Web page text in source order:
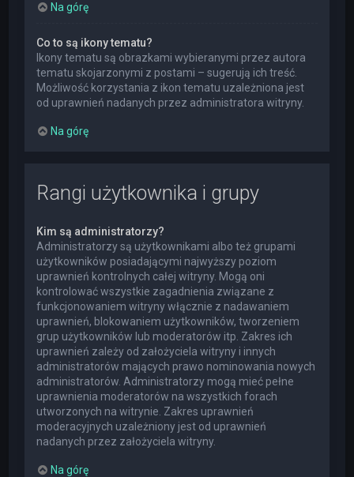
Na górę
Co to są ikony tematu?
Ikony tematu są obrazkami wybieranymi przez autora
tematu skojarzonymi z postami – sugerują ich treść.
Możliwość korzystania z ikon tematu uzależniona jest
od uprawnień nadanych przez administratora witryny.
Na górę
Rangi użytkownika i grupy
Kim są administratorzy?
Administratorzy są użytkownikami albo też grupami
użytkowników posiadającymi najwyższy poziom
uprawnień kontrolnych całej witryny. Mogą oni
kontrolować wszystkie zagadnienia związane z
funkcjonowaniem witryny włącznie z nadawaniem
uprawnień, blokowaniem użytkowników, tworzeniem
grup użytkowników lub moderatorów itp. Zakres ich
uprawnień zależy od założyciela witryny i innych
administratorów mających prawo nominowania nowych
administratorów. Administratorzy mogą mieć pełne
uprawnienia moderatorów na wszystkich forach
utworzonych na witrynie. Zakres uprawnień
moderacyjnych uzależniony jest od uprawnień
nadanych przez założyciela witryny.
Na górę